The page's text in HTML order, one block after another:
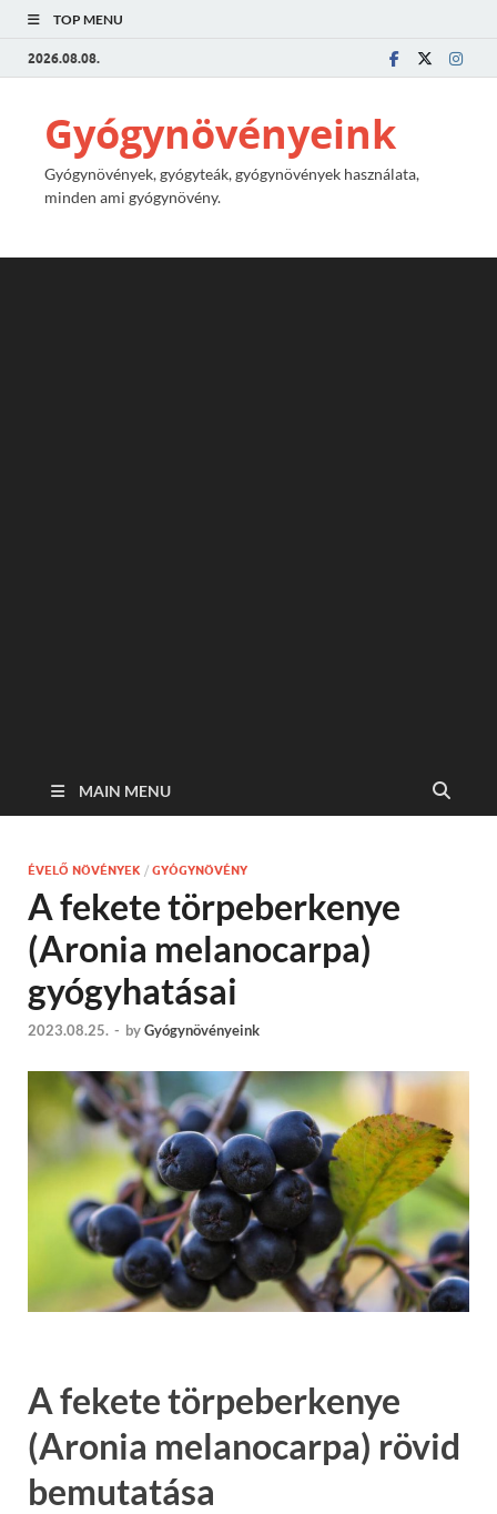
TOP MENU
2026.08.08.
Gyógynövényeink
Gyógynövények, gyógyteák, gyógynövények használata,
minden ami gyógynövény.
MAIN MENU
ÉVELŐ NÖVÉNYEK / GYÓGYNÖVÉNY
A fekete törpeberkenye
(Aronia melanocarpa)
gyógyhatásai
2023.08.25. - byGyógynövényeink
A fekete törpeberkenye
(Aronia melanocarpa) rövid
bemutatása